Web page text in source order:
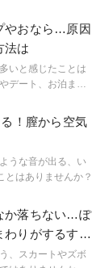
紹介します。
やおなら…原因
法は
いと感じたことは
デート、お泊まり
きな病気ではない
ために我慢し続
がってしまう場合
て紹介します。
！膣から空気
うな音が出る、い
とはありませんか？
か落ちない…ぽ
わりがするする
、スカートやズボ